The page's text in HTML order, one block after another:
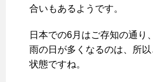
合いもあるようです。
日本での6月はご存知の通り
雨の日が多くなるのは、所
状態ですね。